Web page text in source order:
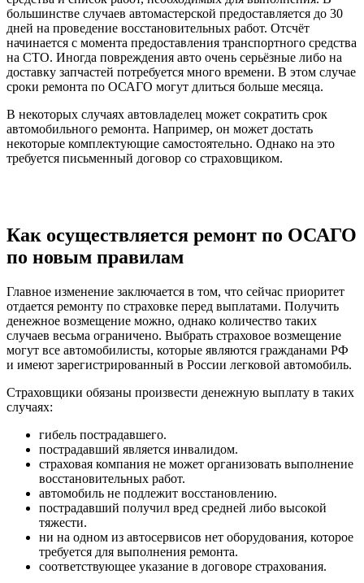
большинстве случаев автомастерской предоставляется до 30
дней на проведение восстановительных работ. Отсчёт
начинается с момента предоставления транспортного средства
на СТО. Иногда повреждения авто очень серьёзные либо на
доставку запчастей потребуется много времени. В этом случае
сроки ремонта по ОСАГО могут длиться больше месяца.
В некоторых случаях автовладелец может сократить срок
автомобильного ремонта. Например, он может достать
некоторые комплектующие самостоятельно. Однако на это
требуется письменный договор со страховщиком.
Как осуществляется ремонт по ОСАГО
по новым правилам
Главное изменение заключается в том, что сейчас приоритет
отдается ремонту по страховке перед выплатами. Получить
денежное возмещение можно, однако количество таких
случаев весьма ограничено. Выбрать страховое возмещение
могут все автомобилисты, которые являются гражданами РФ
и имеют зарегистрированный в России легковой автомобиль.
Страховщики обязаны произвести денежную выплату в таких
случаях:
гибель пострадавшего.
пострадавший является инвалидом.
страховая компания не может организовать выполнение
восстановительных работ.
автомобиль не подлежит восстановлению.
пострадавший получил вред средней либо высокой
тяжести.
ни на одном из автосервисов нет оборудования, которое
требуется для выполнения ремонта.
соответствующее указание в договоре страхования.